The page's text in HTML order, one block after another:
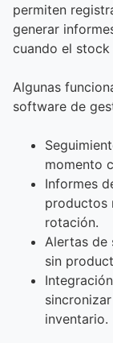
permiten
generar
cuando el
Algunas
software de
momento
Informes
productos
rotación.
Alertas de
sin
inventario.